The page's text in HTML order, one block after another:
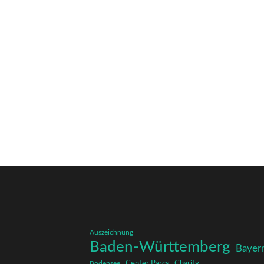
Auszeichnung
Baden-Württemberg